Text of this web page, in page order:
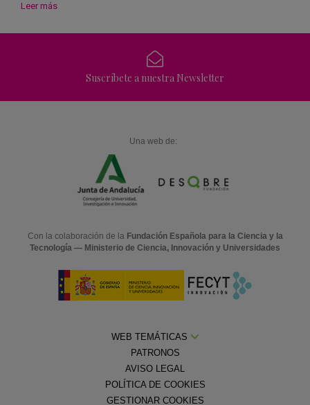
Leer más
Suscríbete a nuestra Newsletter
Una web de:
Con la colaboración de la Fundación Española para la Ciencia y la
Tecnología — Ministerio de Ciencia, Innovación y Universidades
WEB TEMÁTICAS
PATRONOS
AVISO LEGAL
POLÍTICA DE COOKIES
GESTIONAR COOKIES